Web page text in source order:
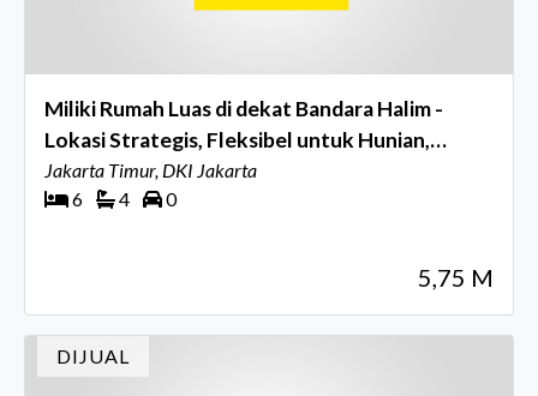
Miliki Rumah Luas di dekat Bandara Halim -
Lokasi Strategis, Fleksibel untuk Hunian,
Kantor atau Kos kosan
Jakarta Timur, DKI Jakarta
6
4 0
5,75 M
DIJUAL